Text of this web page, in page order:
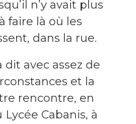
n’y avait plus
faire là où les
dans la rue.
dit avec assez de
et la
rencontre, en
Cabanis, à